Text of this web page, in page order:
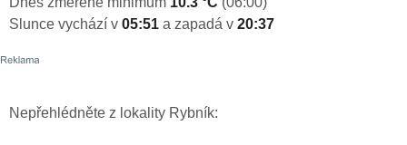
Slunce vychází v 05:51 a zapadá v 20:37
Nepřehlédněte z lokality Rybník: